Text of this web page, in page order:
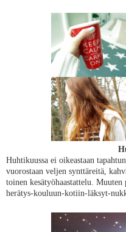
Huhtikuussa ei oikeastaan
vuorostaan veljen synttäreitä,
toinen kesätyöhaastattelu.
herätys-kouluun-kotiin-läksyt-